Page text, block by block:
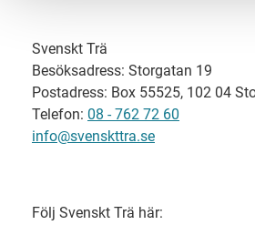
Svenskt Trä
Besöksadress: Storgatan 19
Postadress: Box 55525, 102 04
Telefon: 08 - 762 72 60
info@svenskttra.se
Följ Svenskt Trä här: